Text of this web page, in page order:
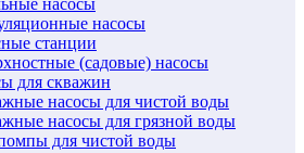
насосы
станции
(садовые) насосы
для скважин
насосы для чистой воды
насосы для грязной воды
для чистой воды